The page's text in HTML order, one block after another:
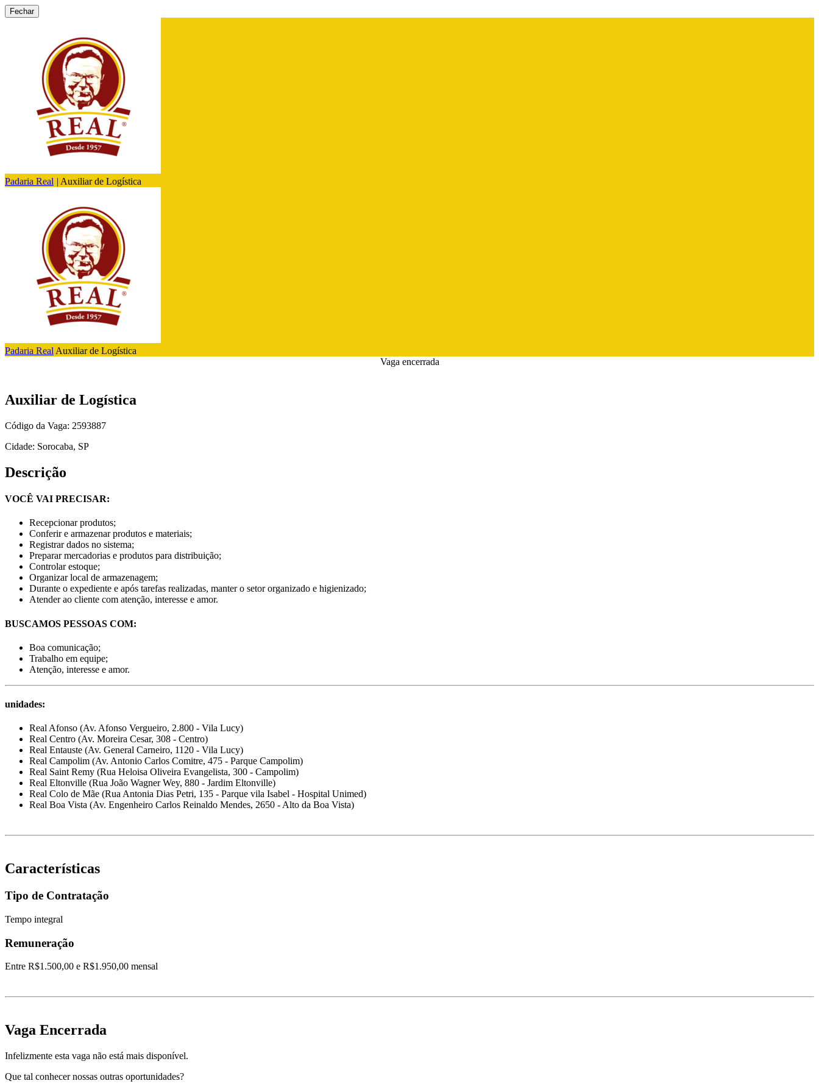
Fechar
Padaria Real | Auxiliar de Logística
Padaria Real Auxiliar de Logística
Vaga encerrada
Auxiliar de Logística
Código da Vaga: 2593887
Cidade: Sorocaba, SP
Descrição
VOCÊ VAI PRECISAR:
Recepcionar produtos;
Conferir e armazenar produtos e materiais;
Registrar dados no sistema;
Preparar mercadorias e produtos para distribuição;
Controlar estoque;
Organizar local de armazenagem;
Durante o expediente e após tarefas realizadas, manter o setor organizado e higienizado;
Atender ao cliente com atenção, interesse e amor.
BUSCAMOS PESSOAS COM:
Boa comunicação;
Trabalho em equipe;
Atenção, interesse e amor.
unidades:
Real Afonso (Av. Afonso Vergueiro, 2.800 - Vila Lucy)
Real Centro (Av. Moreira Cesar, 308 - Centro)
Real Entauste (Av. General Carneiro, 1120 - Vila Lucy)
Real Campolim (Av. Antonio Carlos Comitre, 475 - Parque Campolim)
Real Saint Remy (Rua Heloisa Oliveira Evangelista, 300 - Campolim)
Real Eltonville (Rua João Wagner Wey, 880 - Jardim Eltonville)
Real Colo de Mãe (Rua Antonia Dias Petri, 135 - Parque vila Isabel - Hospital Unimed)
Real Boa Vista (Av. Engenheiro Carlos Reinaldo Mendes, 2650 - Alto da Boa Vista)
Características
Tipo de Contratação
Tempo integral
Remuneração
Entre R$1.500,00 e R$1.950,00 mensal
Vaga Encerrada
Infelizmente esta vaga não está mais disponível.
Que tal conhecer nossas outras oportunidades?